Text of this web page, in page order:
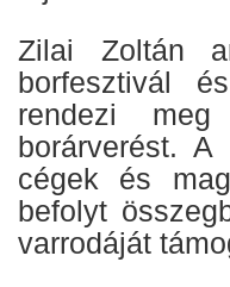
Zilai Zoltán
borfesztivál
rendezi
borárverést.
cégek és
befolyt
varrodáját